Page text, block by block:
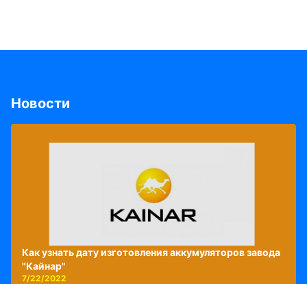
Новости
Как узнать дату изготовления аккумуляторов завода
"Кайнар"
7/22/2022